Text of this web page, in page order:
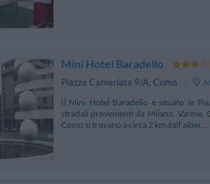
Mini Hotel Baradello
Piazza Camerlata 9/A, Como
Il Mini Hotel Baradello è situato in
stradali provenienti da Milano, Varese,
Como si trovano a circa 2 km dall'alber...